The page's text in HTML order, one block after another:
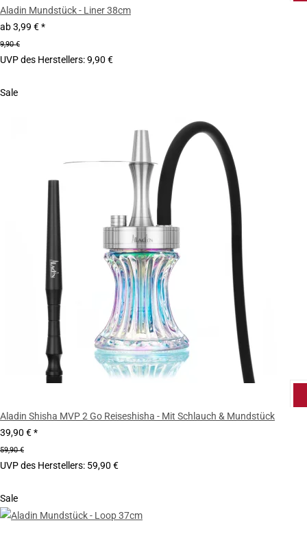
Aladin Mundstück - Liner 38cm
ab3,99 €*
9,90 €
UVP des Herstellers:9,90 €
Sale
Aladin Shisha MVP 2 Go Reiseshisha - Mit Schlauch & Mundstück
39,90 €*
59,90 €
UVP des Herstellers: 59,90 €
Sale